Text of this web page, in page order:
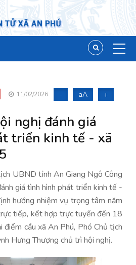
11/02/2026 - aA +
nghị đánh giá
triển kinh tế - xã
UBND tỉnh An Giang Ngô Công
giá tình hình phát triển kinh tế -
hướng nhiệm vụ trọng tâm năm
tiếp, kết hợp trực tuyến đến 18
điểm cầu xã An Phú, Phó Chủ tịch
Hưng Thượng chủ trì hội nghị.